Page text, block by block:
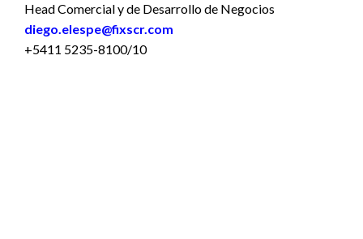
Head Comercial y de Desarrollo de Negocios
diego.elespe@fixscr.com
+5411 5235-8100/10